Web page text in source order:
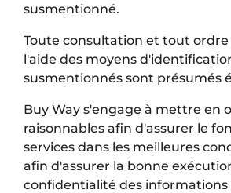
susmentionné.
Toute consultation et tout ordre
l'aide des moyens
susmentionnés sont présumés
Buy Way s'engage à mettre en
raisonnables afin d'assurer le
services dans les meilleures
afin d'assurer la bonne
confidentialité des informations